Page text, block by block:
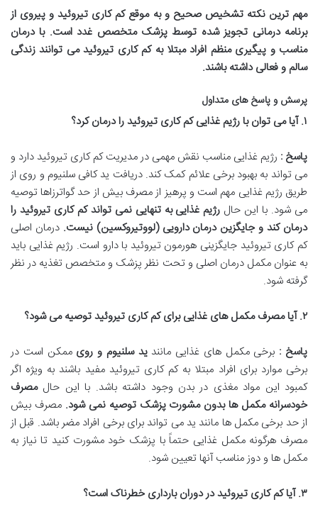
مهم ترین نکته تشخیص صحیح و به موقع کم کاری تیروئید و پیروی از
برنامه درمانی تجویز شده توسط پزشک متخصص غدد است. با درمان
مناسب و پیگیری منظم افراد مبتلا به کم کاری تیروئید می توانند زندگی
سالم و فعالی داشته باشند.
پرسش و پاسخ های متداول
۱.آیا می توان با رژیم غذایی کم کاری تیروئید را درمان کرد؟
پاسخ : رژیم غذایی مناسب نقش مهمی در مدیریت کم کاری تیروئید دارد و
می تواند به بهبود برخی علائم کمک کند. دریافت ید کافی سلنیوم و روی از
طریق رژیم غذایی مهم است و پرهیز از مصرف بیش از حد گواترزاها توصیه
می شود. با این حال رژیم غذایی به تنهایی نمی تواند کم کاری تیروئید را
درمان کند و جایگزین درمان دارویی (لووتیروکسین) نیست. درمان اصلی
کم کاری تیروئید جایگزینی هورمون تیروئید با دارو است. رژیم غذایی باید
به عنوان مکمل درمان اصلی و تحت نظر پزشک و متخصص تغذیه در نظر
گرفته شود.
۲.آیا مصرف مکمل های غذایی برای کم کاری تیروئید توصیه می شود؟
پاسخ : برخی مکمل های غذایی مانندید سلنیوم و روی ممکن است در
برخی موارد برای افراد مبتلا به کم کاری تیروئید مفید باشند به ویژه اگر
کمبود این مواد مغذی در بدن وجود داشته باشد. با این حالمصرف
خودسرانه مکمل ها بدون مشورت پزشک توصیه نمی شود. مصرف بیش
از حد برخی مکمل ها مانند ید می تواند برای برخی افراد مضر باشد. قبل از
مصرف هرگونه مکمل غذایی حتماً با پزشک خود مشورت کنید تا نیاز به
مکمل ها و دوز مناسب آنها تعیین شود.
۳.آیا کم کاری تیروئید در دوران بارداری خطرناک است؟